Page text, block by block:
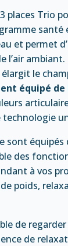
3 places Trio
et permet
l’air
le
équipé de
sont
des
à vos
poids,
de
de